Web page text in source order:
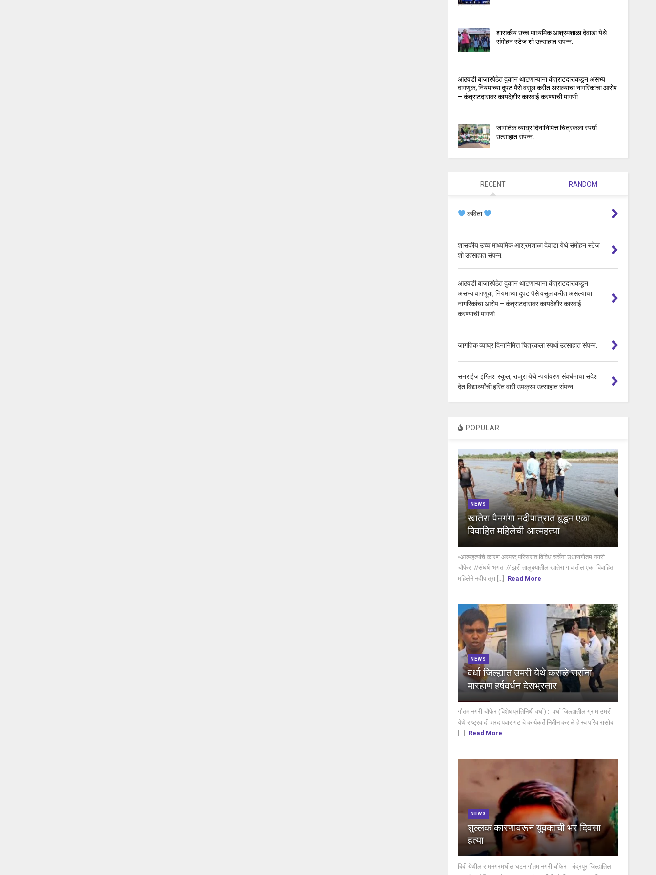
शासकीय उच्च माध्यमिक आश्रमशाळा देवाडा येथे
संमोहन स्टेज शो उत्साहात संपन्न.
आठवडी बाजारपेठेत दुकान थाटणाऱ्याना कंत्राटदाराकडून असभ्य
वागणूक, नियमाच्या दुपट पैसे वसुल करीत असल्याचा नागरिकांचा आरोप
– कंत्राटदारावर कायदेशीर कारवाई करण्याची मागणी
जागतिक व्याघ्र दिनानिमित्त चित्रकला स्पर्धा
उत्साहात संपन्न.
RECENT RANDOM
कविता
शासकीय उच्च माध्यमिक आश्रमशाळा देवाडा येथे संमोहन स्टेज
शो उत्साहात संपन्न.
आठवडी बाजारपेठेत दुकान थाटणाऱ्याना कंत्राटदाराकडून
असभ्य वागणूक, नियमाच्या दुपट पैसे वसुल करीत असल्याचा
नागरिकांचा आरोप – कंत्राटदारावर कायदेशीर कारवाई
करण्याची मागणी
जागतिक व्याघ्र दिनानिमित्त चित्रकला स्पर्धा उत्साहात संपन्न.
सनराईज इंग्लिश स्कूल, राजुरा येथे -पर्यावरण संवर्धनाचा संदेश
देत विद्यार्थ्यांची हरित वारी उपक्रम उत्साहात संपन्न.
POPULAR
NEWS
खातेरा पैनगंगा नदीपात्रात बुडून एका
विवाहित महिलेची आत्महत्या
•आत्महत्यांचे कारण अस्पष्ट,परिसरात विविध चर्चेंना उधाणगौतम नगरी
चौफेर //संघर्ष भगत // झरी तालुक्यातील खातेरा गावातील एका विवाहित
महिलेने नदीपात्रा [...]
Read More
NEWS
वर्धा जिल्ह्यात उमरी येथे कराळे सरांना
मारहाण हर्षवर्धन देसभ्रतार
गौतम नगरी चौफेर (विशेष प्रतिनिधी वर्धा) :- वर्धा जिल्ह्यातील ग्राम उमरी
येथे राष्ट्रवादी शरद पवार गटाचे कार्यकर्ते नितीन कराळे हे स्व परिवारासोब
Read More
NEWS
शुल्लक कारणावरून युवकाची भर दिवसा
हत्या
बिबी येथील रामनगरमधील घटनागौतम नगरी चौफेर - चंद्रपूर जिल्ह्यतिल